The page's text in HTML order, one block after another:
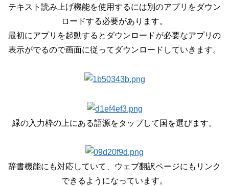
テキスト読み上げ機能を使用するには別のアプリをダウン
ロードする必要があります。
最初にアプリを起動するとダウンロードが必要なアプリの
表示がでるので画面に従ってダウンロードしていきます。
緑の入力枠の上にある語源をタップして国を選びます。
辞書機能にも対応していて、ウェブ翻訳ページにもリンク
できるようになっています。